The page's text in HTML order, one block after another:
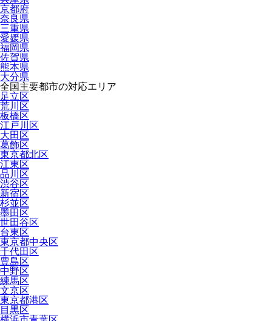
京都府
奈良県
三重県
愛媛県
福岡県
佐賀県
熊本県
大分県
全国主要都市の対応エリア
足立区
荒川区
板橋区
江戸川区
大田区
葛飾区
東京都北区
江東区
品川区
渋谷区
新宿区
杉並区
墨田区
世田谷区
台東区
東京都中央区
千代田区
豊島区
中野区
練馬区
文京区
東京都港区
目黒区